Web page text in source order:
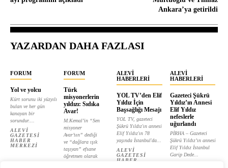
Ankara’ya getirildi
YAZARDAN DAHA FAZLASI
FORUM
Yol ve yolcu
Kürt sorunu iki yüzyılı
bulan ve her gün
kanayan bir
sorundur....
ALEVI
GAZETESI
HABER
MERKEZI
FORUM
Türk
misyonerlerin
yıldızı: Sıdıka
Avar!
M.Kemal’in “Sen
misyoner
Avar’sın” dediği
ve “dağlara ışık
taşıyan” efsane
öğretmen olarak
ALEVI
HABERLERI
YOL TV’den Elif
Yıldız İçin
Başsağlığı Mesajı
YOL TV, gazeteci
Şükrü Yıldız'ın annesi
Elif Yıldız'ın 78
yaşında İstanbul'da...
ALEVI
GAZETESI
HABER
ALEVI
HABERLERI
Gazeteci Şükrü
Yıldız’ın Annesi
Elif Yıldız
nefeslerle
uğurlandı
PİRHA – Gazeteci
Şükrü Yıldız’ın annesi
Elif Yıldız İstanbul
Garip Dede...